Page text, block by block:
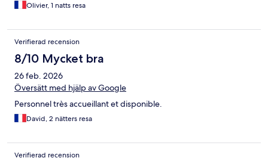
Olivier, 1 natts resa
Verifierad recension
8/10 Mycket bra
26 feb. 2026
Översätt med hjälp av Google
Personnel très accueillant et disponible.
David, 2 nätters resa
Verifierad recension